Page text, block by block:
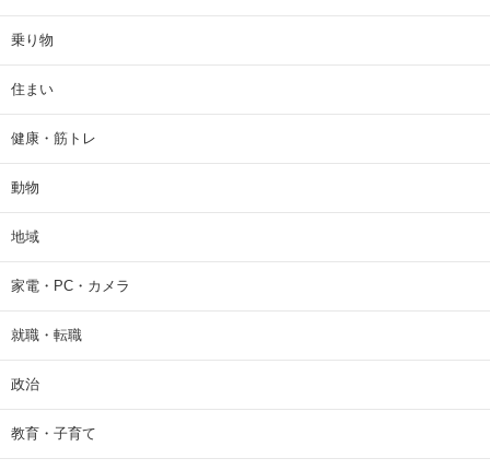
乗り物
住まい
健康・筋トレ
動物
地域
家電・PC・カメラ
就職・転職
政治
教育・子育て